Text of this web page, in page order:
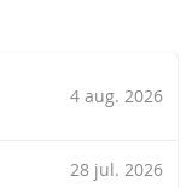
4 aug. 2026
28 jul. 2026